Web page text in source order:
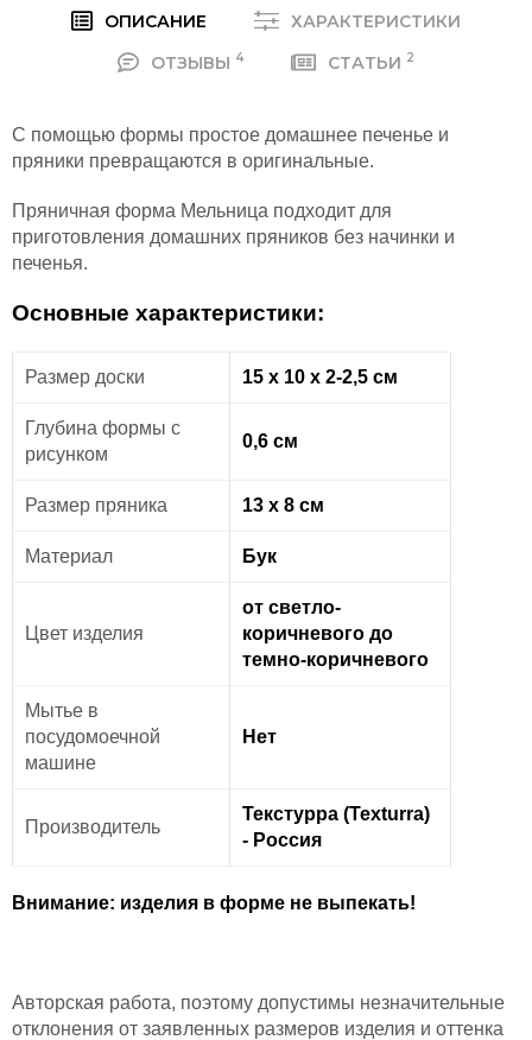
ОПИСАНИЕ
ХАРАКТЕРИСТИКИ
ОТЗЫВЫ4 СТАТЬИ 2
С помощью формы простое домашнее печенье и
пряники превращаются в оригинальные.
Пряничная форма Мельница подходит для
приготовления домашних пряников без начинки и
печенья.
Основные характеристики:
Размер доски 15 х 10 х 2-2,5 см
Глубина формы с
рисунком
0,6 см
Размер пряника 13 х 8 см
Материал Бук
Цвет изделия
от светло-
коричневого до
темно-коричневого
Мытье в
посудомоечной
машине
Нет
Производитель
Текстурра (Texturra)
- Россия
Внимание: изделия в форме не выпекать!
Авторская работа, поэтому допустимы незначительные
отклонения от заявленных размеров изделия и оттенка